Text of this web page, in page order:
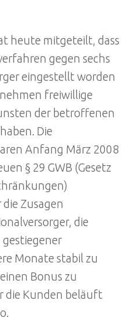
heute mitgeteilt, dass
gegen sechs
eingestellt worden
freiwillige
der betroffenen
Die
Anfang März 2008
§ 29 GWB (Gesetz
Zusagen
die
gestiegener
Monate stabil zu
Bonus zu
die Kunden beläuft